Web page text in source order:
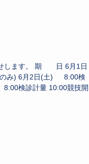
せします。 期 日 6月1日
のみ) 6月2日(土) 8:00検
検診計量 10:00競技開